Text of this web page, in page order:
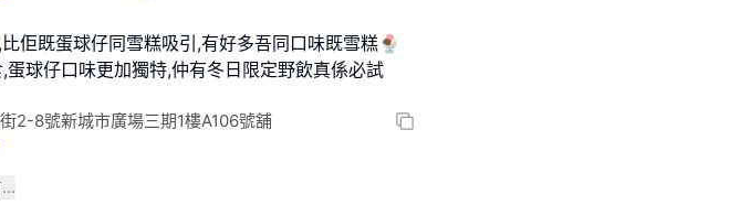
佢既蛋球仔同雪糕吸引,有好多吾同口味既雪糕🍨
2-8號新城市廣場三期1樓A106號舖